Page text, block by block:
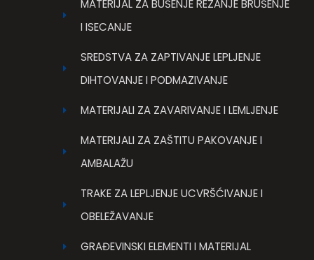
MATERIJAL ZA BUŠENJE REZANJE BRUŠENJE
I ISECANJE
SREDSTVA ZA ZAPTIVANJE LEPLJENJE
DIHTOVANJE I PODMAZIVANJE
MATERIJALI ZA ZAVARIVANJE I LEMLJENJE
MATERIJALI ZA ZAŠTITU PAKOVANJE I
AMBALAŽU
TRAKE ZA LEPLJENJE UCVRŠĆIVANJE I
OBELEŽAVANJE
GRAĐEVINSKI ELEMENTI I MATERIJAL